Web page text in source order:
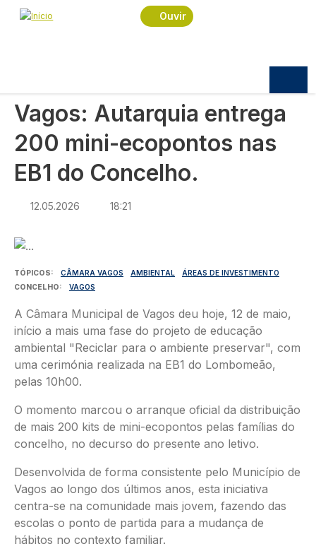
Passar para o conteúdo principal
Ouvir
Navegação estrutural
Início
Política
Vagos: Autarquia entrega 200 mini-ecopontos nas
Vagos: Autarquia entrega
200 mini-ecopontos nas
EB1 do Concelho.
12.05.2026 18:21
Imagem
TÓPICOS CÂMARA VAGOS AMBIENTAL
ÁREAS DE INVESTIMENTO
CONCELHO
VAGOS
A Câmara Municipal de Vagos deu hoje, 12 de maio,
início a mais uma fase do projeto de educação
ambiental "Reciclar para o ambiente preservar", com
uma cerimónia realizada na EB1 do Lombomeão,
pelas 10h00.
O momento marcou o arranque oficial da distribuição
de mais 200 kits de mini-ecopontos pelas famílias do
concelho, no decurso do presente ano letivo.
Desenvolvida de forma consistente pelo Município de
Vagos ao longo dos últimos anos, esta iniciativa
centra-se na comunidade mais jovem, fazendo das
escolas o ponto de partida para a mudança de
hábitos no contexto familiar.